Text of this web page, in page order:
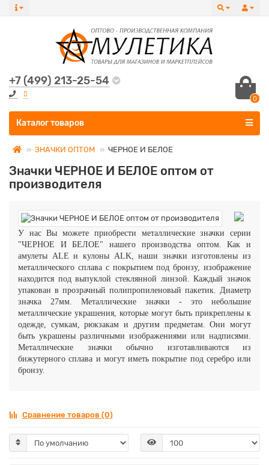
+7 (499) 213-25-54
0
Все категории
Каталог товаров
ЗНАЧКИ ОПТОМ ЧЕРНОЕ И БЕЛОЕ
Значки ЧЕРНОЕ И БЕЛОЕ оптом от
производителя
У нас Вы можете приобрести металлические значки серии
"ЧЕРНОЕ И БЕЛОЕ" нашего производства оптом. Как и
амулеты ALE и кулоны ALK, наши значки изготовлены из
металлического сплава с покрытием под бронзу, изображение
находится под выпуклой стеклянной линзой. Каждый значок
упакован в прозрачный полипропиленовый пакетик. Диаметр
значка 27мм. Металлические значки - это небольшие
металлические украшения, которые могут быть прикреплены к
одежде, сумкам, рюкзакам и другим предметам. Они могут
быть украшены различными изображениями или надписями.
Металлические значки обычно изготавливаются из
бижутерного сплава и могут иметь покрытие под серебро или
бронзу.
Сравнение товаров (0)